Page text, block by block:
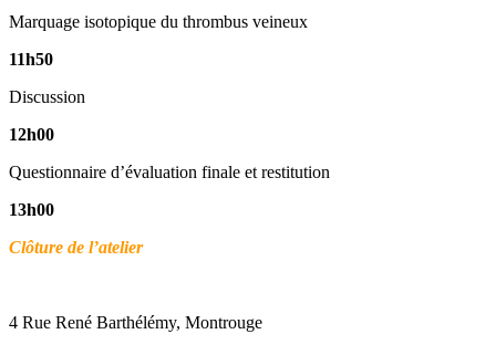
Marquage isotopique du thrombus veineux
11h50
Discussion
12h00
Questionnaire d’évaluation finale et restitution
13h00
Clôture de l’atelier
4 Rue René Barthélémy, Montrouge